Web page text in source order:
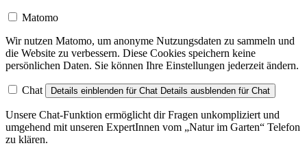
Matomo
Wir nutzen Matomo, um anonyme Nutzungsdaten zu sammeln und
die Website zu verbessern. Diese Cookies speichern keine
persönlichen Daten. Sie können Ihre Einstellungen jederzeit ändern.
Chat Details einblenden für Chat Details ausblenden für Chat
Unsere Chat-Funktion ermöglicht dir Fragen unkompliziert und
umgehend mit unseren ExpertInnen vom „Natur im Garten“ Telefon
zu klären.